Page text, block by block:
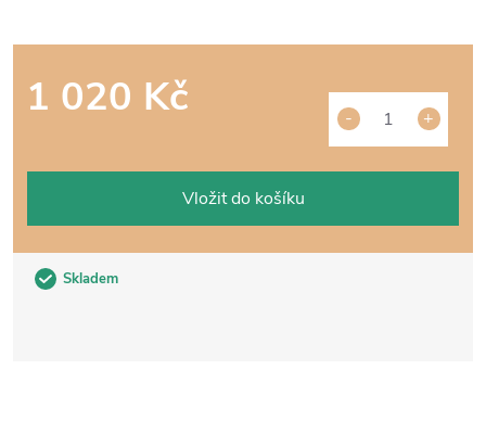
Skladem
1 020 Kč
Vložit do košíku